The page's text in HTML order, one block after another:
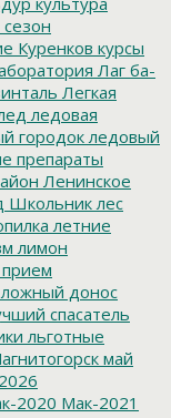
Куренков курсы
Лаг ба-
Легкая
ледовая
городок ледовый
препараты
Ленинское
Школьник лес
летние
лимон
ложный донос
спасатель
льготные
май
2020 Мак-2021